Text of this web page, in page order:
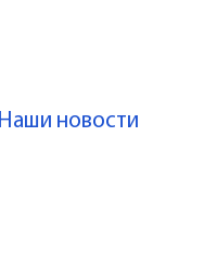
Наши новости